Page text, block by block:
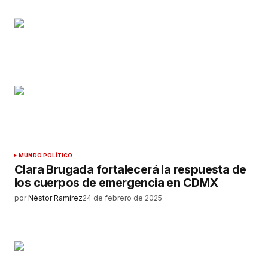
MUNDO POLÍTICO
Clara Brugada fortalecerá la respuesta de
los cuerpos de emergencia en CDMX
por Néstor Ramírez24 de febrero de 2025